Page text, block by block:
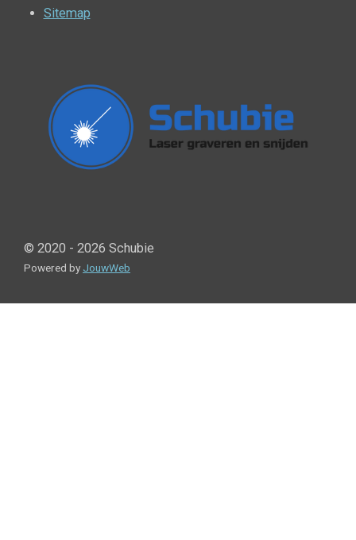
Sitemap
© 2020 - 2026 Schubie
Powered by JouwWeb